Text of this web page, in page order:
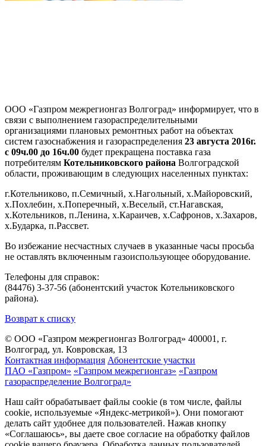
ООО «Газпром межрегионгаз Волгоград» информирует, что в
связи с выполнением газораспределительными
организациями плановых ремонтных работ на объектах
систем газоснабжения и газораспределения 23 августа 2016г.
с 09ч.00 до 16ч.00 будет прекращена поставка газа
потребителям Котельниковского района Волгоградской
области, проживающим в следующих населенных пунктах:
г.Котельниково, п.Семичный, х.Нагольный, х.Майоровский,
х.Похлебин, х.Поперечный, х.Веселый, ст.Нагавская,
х.Котельников, п.Ленина, х.Караичев, х.Сафронов, х.Захаров,
х.Бударка, п.Рассвет.
Во избежание несчастных случаев в указанные часы просьба
не оставлять включенным газоиспользующее оборудование.
Телефоны для справок:
(84476) 3-37-56 (абонентский участок Котельниковского
района).
Возврат к списку
© ООО «Газпром межрегионгаз Волгоград» 400001, г.
Волгоград, ул. Ковровская, 13
Контактная информация Абонентские участки
ПАО «Газпром» «Газпром межрегионгаз» «Газпром
газораспределение Волгоград»
Наш сайт обрабатывает файлы cookie (в том числе, файлы
cookie, используемые «Яндекс-метрикой»). Они помогают
делать сайт удобнее для пользователей. Нажав кнопку
«Соглашаюсь», вы даете свое согласие на обработку файлов